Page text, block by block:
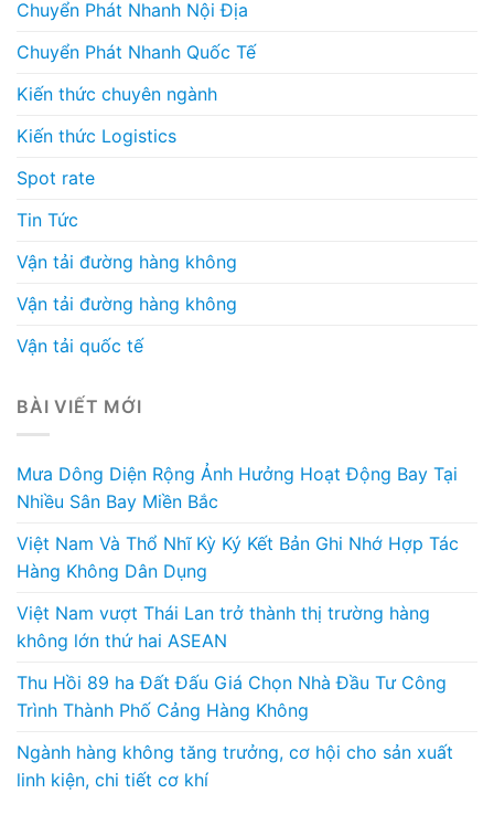
Chuyển Phát Nhanh Nội Địa
Chuyển Phát Nhanh Quốc Tế
Kiến thức chuyên ngành
Kiến thức Logistics
Spot rate
Tin Tức
Vận tải đường hàng không
Vận tải đường hàng không
Vận tải quốc tế
BÀI VIẾT MỚI
Mưa Dông Diện Rộng Ảnh Hưởng Hoạt Động Bay Tại
Nhiều Sân Bay Miền Bắc
Việt Nam Và Thổ Nhĩ Kỳ Ký Kết Bản Ghi Nhớ Hợp Tác
Hàng Không Dân Dụng
Việt Nam vượt Thái Lan trở thành thị trường hàng
không lớn thứ hai ASEAN
Thu Hồi 89 ha Đất Đấu Giá Chọn Nhà Đầu Tư Công
Trình Thành Phố Cảng Hàng Không
Ngành hàng không tăng trưởng, cơ hội cho sản xuất
linh kiện, chi tiết cơ khí